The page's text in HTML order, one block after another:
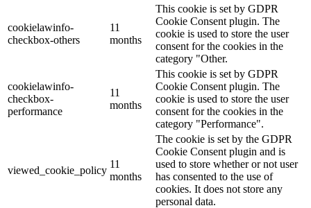
cookielawinfo-
checkbox-others
11
months
This cookie is set by GDPR
Cookie Consent plugin. The
cookie is used to store the user
consent for the cookies in the
category "Other.
cookielawinfo-
checkbox-
performance
11
months
This cookie is set by GDPR
Cookie Consent plugin. The
cookie is used to store the user
consent for the cookies in the
category "Performance".
viewed_cookie_policy
11
months
The cookie is set by the GDPR
Cookie Consent plugin and is
used to store whether or not user
has consented to the use of
cookies. It does not store any
personal data.